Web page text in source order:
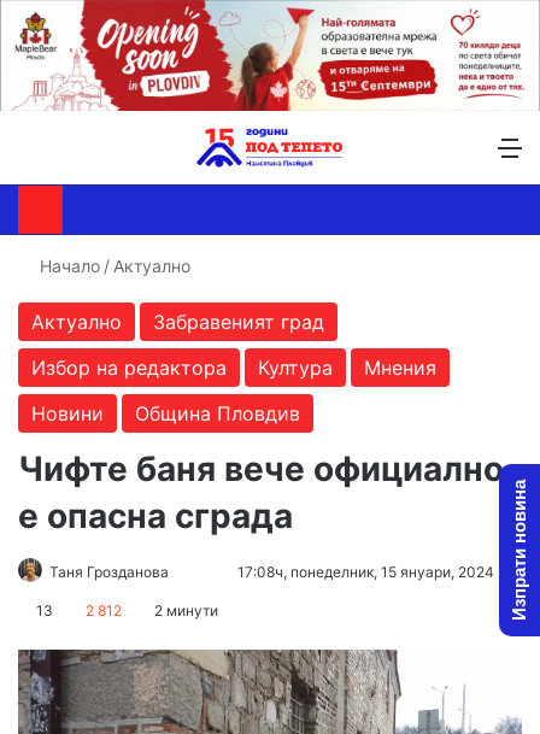
Начало / Актуално
Актуално
Забравеният град
Избор на редактора
Култура
Мнения
Новини
Община Пловдив
Чифте баня вече официално
е опасна сграда
Таня Грозданова
Send17:08ч, понеделник, 15 януари, 2024
13 2 812 2 минути Изпрати новина